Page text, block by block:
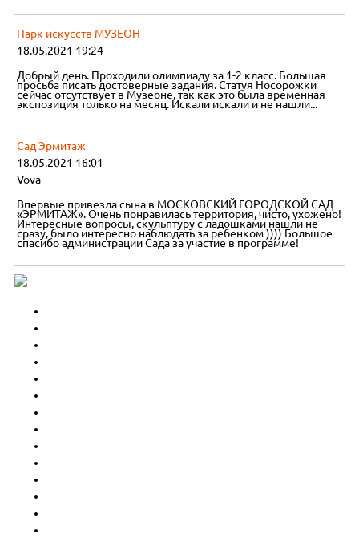
Парк искусств МУЗЕОН
18.05.2021 19:24
Добрый день. Проходили олимпиаду за 1-2 класс. Большая
просьба писать достоверные задания. Статуя Носорожки
сейчас отсутствует в Музеоне, так как это была временная
экспозиция только на месяц. Искали искали и не нашли...
Сад Эрмитаж
18.05.2021 16:01
Vova
Впервые привезла сына в МОСКОВСКИЙ ГОРОДСКОЙ САД
«ЭРМИТАЖ». Очень понравилась территория, чисто, ухожено!
Интересные вопросы, скульптуру с ладошками нашли не
сразу, было интересно наблюдать за ребенком )))) Большое
спасибо администрации Сада за участие в программе!